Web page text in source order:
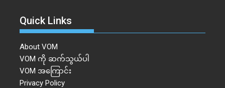
Quick Links
About VOM
VOM ကို ဆက်သွယ်ပါ
VOM အကြောင်း
Privacy Policy